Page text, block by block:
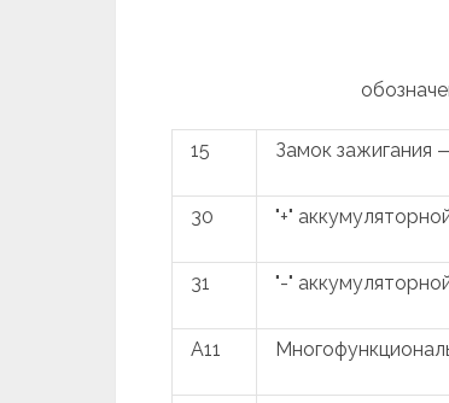
15 Замок зажигания
30 "+"
31 "-"
A11